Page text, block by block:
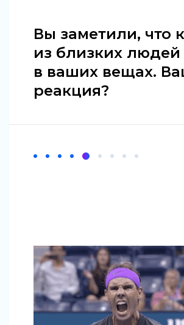
Вы заметили, что
из близких
в ваших вещах.
реакция?